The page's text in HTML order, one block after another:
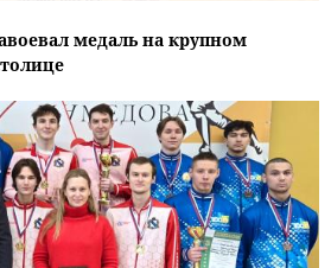
медаль на крупном